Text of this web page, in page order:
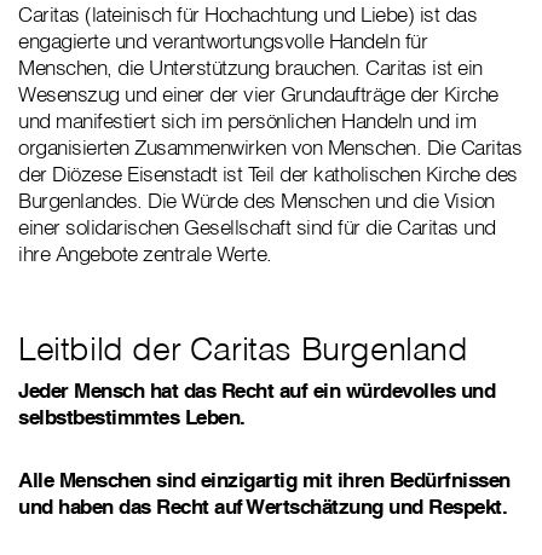
Caritas (lateinisch für Hochachtung und Liebe) ist das
engagierte und verantwortungsvolle Handeln für
Menschen, die Unterstützung brauchen. Caritas ist ein
Wesenszug und einer der vier Grundaufträge der Kirche
und manifestiert sich im persönlichen Handeln und im
organisierten Zusammenwirken von Menschen. Die Caritas
der Diözese Eisenstadt ist Teil der katholischen Kirche des
Burgenlandes. Die Würde des Menschen und die Vision
einer solidarischen Gesellschaft sind für die Caritas und
ihre Angebote zentrale Werte.
Leitbild der Caritas Burgenland
Jeder Mensch hat das Recht auf ein würdevolles und
selbstbestimmtes Leben.
Alle Menschen sind einzigartig mit ihren Bedürfnissen
und haben das Recht auf Wertschätzung und Respekt.